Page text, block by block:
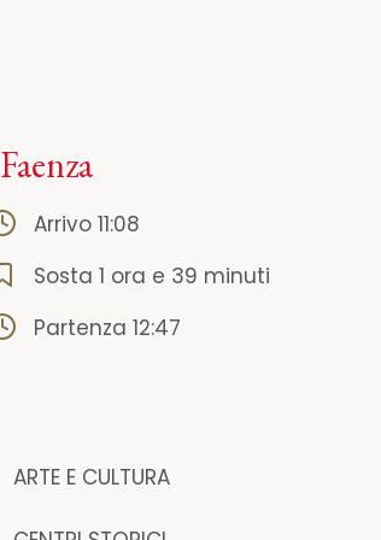
Faenza
Arrivo 11:08
Sosta 1 ora e 39 minuti
Partenza 12:47
ARTE E CULTURA